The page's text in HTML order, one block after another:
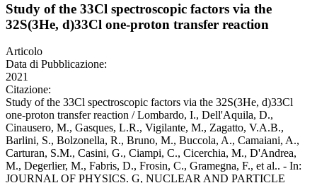
Study of the 33Cl spectroscopic factors via the
32S(3He, d)33Cl one-proton transfer reaction
Articolo
Data di Pubblicazione:
2021
Citazione:
Study of the 33Cl spectroscopic factors via the 32S(3He, d)33Cl
one-proton transfer reaction / Lombardo, I., Dell'Aquila, D.,
Cinausero, M., Gasques, L.R., Vigilante, M., Zagatto, V.A.B.,
Barlini, S., Bolzonella, R., Bruno, M., Buccola, A., Camaiani, A.,
Carturan, S.M., Casini, G., Ciampi, C., Cicerchia, M., D'Andrea,
M., Degerlier, M., Fabris, D., Frosin, C., Gramegna, F., et al.. - In:
JOURNAL OF PHYSICS. G, NUCLEAR AND PARTICLE